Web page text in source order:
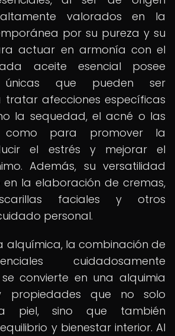
valorados en la
por su pureza y su
actuar en armonía con el
aceite esencial posee
únicas que pueden ser
tratar afecciones específicas
la sequedad, el acné o las
como para promover la
el estrés y mejorar el
Además, su versatilidad
en la elaboración de cremas,
faciales y otros
personal.
alquímica, la combinación de
cuidadosamente
convierte en una alquimia
que no solo
piel, sino que también
y bienestar interior. Al